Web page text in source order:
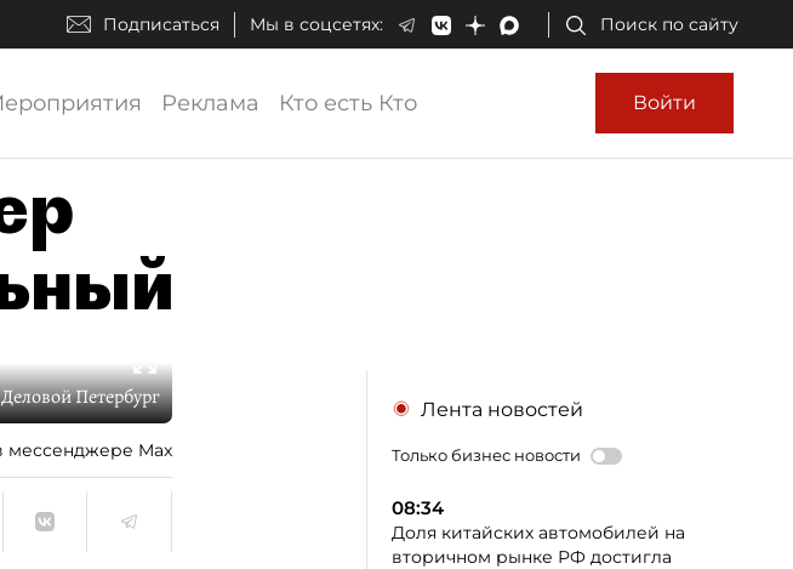
Подписаться Мы в соцсетях: Поиск по сайту
Реклама Кто есть Кто Войти
Деловой Петербург
мессенджере Max
Лента новостей
Только бизнес новости
08:34
Доля китайских автомобилей на
вторичном рынке РФ достигла